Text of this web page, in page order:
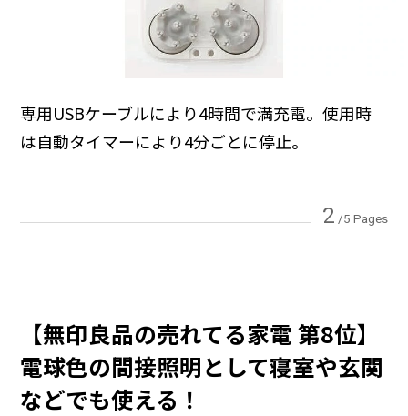
専用USBケーブルにより4時間で満充電。使用時
は自動タイマーにより4分ごとに停止。
2 /5 Pages
【無印良品の売れてる家電 第8位】
電球色の間接照明として寝室や玄関
などでも使える！